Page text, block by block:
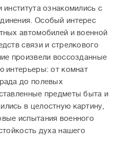
ознакомились с
Особый интерес
автомобилей и военной
связи и стрелкового
произвели воссозданные
интерьеры: от комнат
до полевых
предметы быта и
в целостную картину,
испытания военного
духа нашего